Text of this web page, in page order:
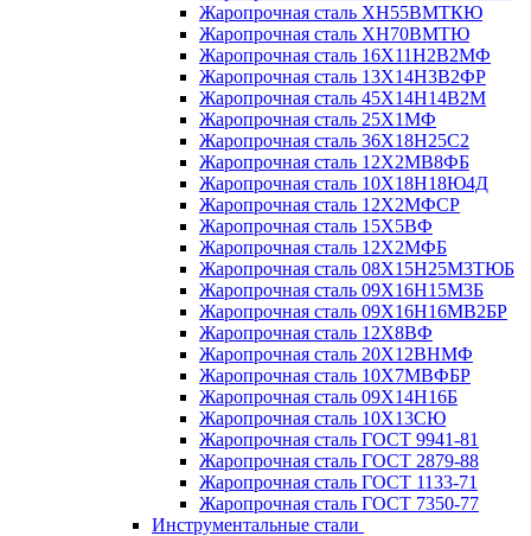
Жаропрочная сталь ХН55ВМТКЮ
Жаропрочная сталь ХН70ВМТЮ
Жаропрочная сталь 16Х11Н2В2МФ
Жаропрочная сталь 13Х14Н3В2ФР
Жаропрочная сталь 45Х14Н14В2М
Жаропрочная сталь 25Х1МФ
Жаропрочная сталь 36Х18Н25С2
Жаропрочная сталь 12Х2МВ8ФБ
Жаропрочная сталь 10Х18Н18Ю4Д
Жаропрочная сталь 12Х2МФСР
Жаропрочная сталь 15Х5ВФ
Жаропрочная сталь 12Х2МФБ
Жаропрочная сталь 08Х15Н25М3ТЮБ
Жаропрочная сталь 09Х16Н15М3Б
Жаропрочная сталь 09Х16Н16МВ2БР
Жаропрочная сталь 12Х8ВФ
Жаропрочная сталь 20Х12ВНМФ
Жаропрочная сталь 10Х7МВФБР
Жаропрочная сталь 09Х14Н16Б
Жаропрочная сталь 10Х13СЮ
Жаропрочная сталь ГОСТ 9941-81
Жаропрочная сталь ГОСТ 2879-88
Жаропрочная сталь ГОСТ 1133-71
Жаропрочная сталь ГОСТ 7350-77
Инструментальные стали